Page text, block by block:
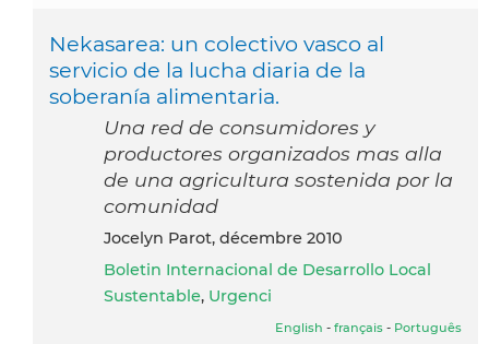
Nekasarea: un colectivo vasco al
servicio de la lucha diaria de la
soberanía alimentaria.
Una red de consumidores y
productores organizados mas alla
de una agricultura sostenida por la
comunidad
Jocelyn Parot, décembre 2010
Boletin Internacional de Desarrollo Local
Sustentable, Urgenci
English - français - Português